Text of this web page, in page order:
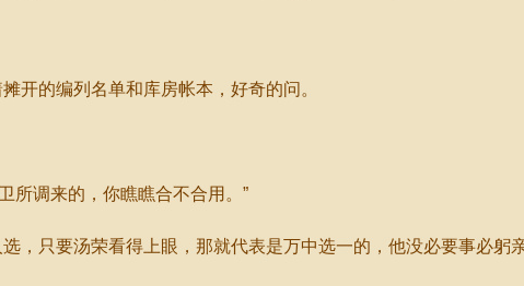
的编列名单和库房帐本，好奇的问。
调来的，你瞧瞧合不合用。”
只要汤荣看得上眼，那就代表是万中选一的，他没必要事必躬亲